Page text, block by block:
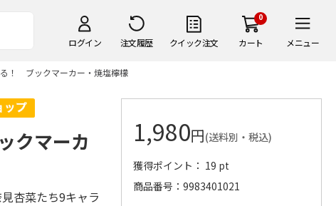
ログイン 注文履歴 クイック注文
0
カート メニュー
！ ブックマーカー・焼塩檸檬
クマーカ
杏菜たち9キャラ
1,980円(送料別・税込)
獲得ポイント： 19 pt
商品番号
9983401021